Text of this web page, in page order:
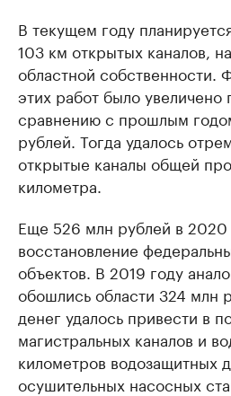
В текущем году
103 км открытых каналов,
областной собственности.
этих работ было увеличено
сравнению с прошлым
рублей. Тогда удалось
открытые каналы общей
километра.
Еще 526 млн рублей в 2020
восстановление
объектов. В 2019 году
обошлись области 324 млн
денег удалось привести в
магистральных каналов и
километров водозащитных
осушительных насосных